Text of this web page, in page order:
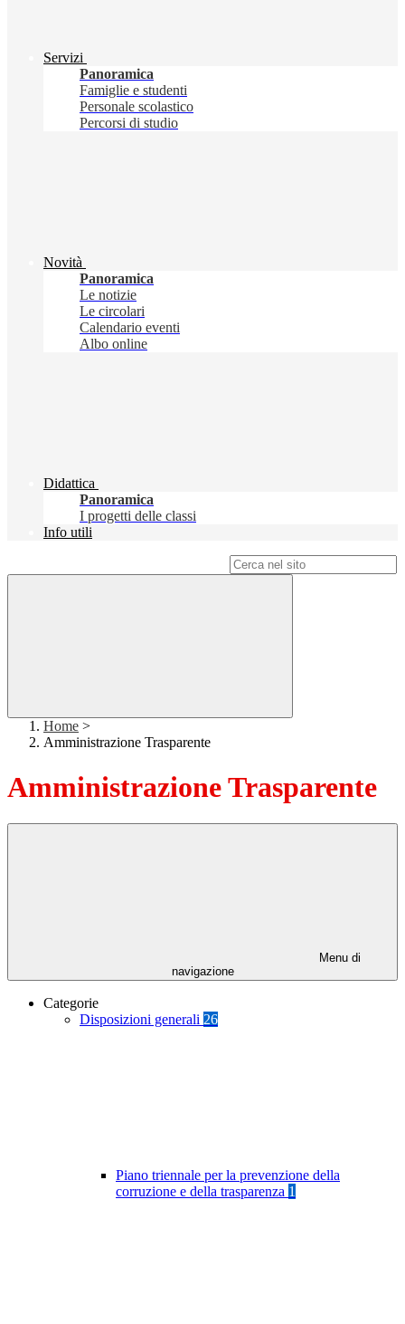
Servizi
Panoramica
Famiglie e studenti
Personale scolastico
Percorsi di studio
Novità
Panoramica
Le notizie
Le circolari
Calendario eventi
Albo online
Didattica
Panoramica
I progetti delle classi
Info utili
Home >
Amministrazione Trasparente
Amministrazione Trasparente
Menu di
navigazione
Categorie
Disposizioni generali 26
Piano triennale per la prevenzione della
corruzione e della trasparenza 1